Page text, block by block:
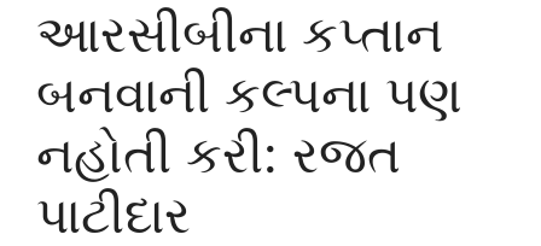
આરસીબીના કપ્તાન
બનવાની કલ્પના પણ
નહોતી કરી: રજત
પાટીદાર